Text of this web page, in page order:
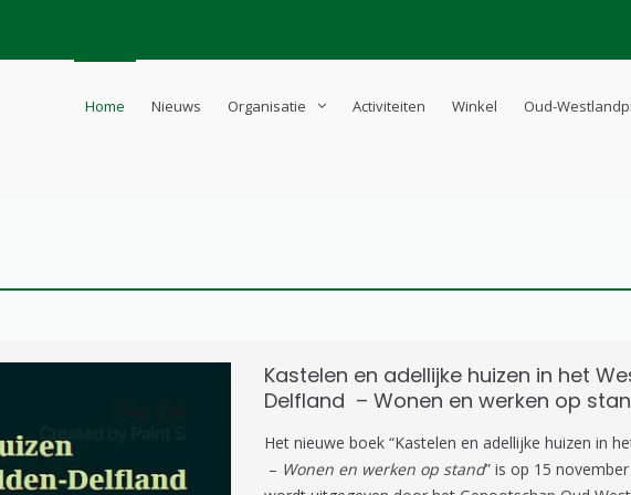
Home Nieuws Organisatie Activiteiten Winkel Oud-
Kastelen en adellijke huizen in het
Delfland – Wonen en werken op
Het nieuwe boek “Kastelen en adellijke huizen in
– Wonen en werken op stand” is op 15